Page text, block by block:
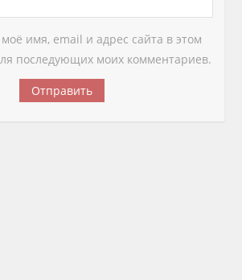
имя, email и адрес сайта в этом
последующих моих комментариев.